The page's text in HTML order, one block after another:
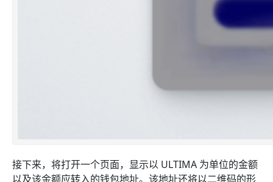
接下来，将打开一个页面，显示以 ULTIMA 为单位的金额
以及该金额应转入的钱包地址。该地址还将以二维码的形